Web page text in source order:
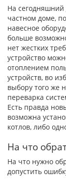
На
частном доме,
навесное
больше
нет жестких
устройство
отоплением
устройств, во
выбору того же
переварка
Есть правда
возможна
котлов, либо
На что
На что нужно
допустить